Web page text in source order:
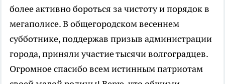
более активно бороться за чистоту и порядок в
мегаполисе. В общегородском весеннем
субботнике, поддержав призыв администрации
города, приняли участие тысячи волгоградцев.
Огромное спасибо всем истинным патриотам